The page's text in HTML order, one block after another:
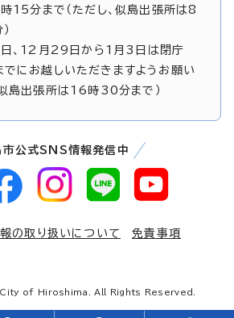
分まで（ただし、似島出張所は8
日、12月29日から1月3日は閉庁
にお越しいただきますようお願い
似島出張所は16時30分まで）
市公式SNS情報発信中
の取り扱いについて
免責事項
of Hiroshima. All Rights Reserved.